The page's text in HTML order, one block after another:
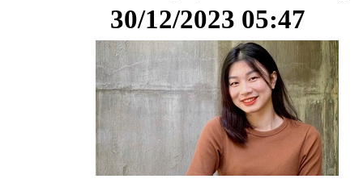
30/12/2023 05:47